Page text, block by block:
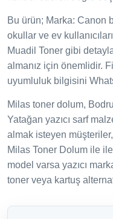
Bu ürün; Marka: Canon
okullar ve ev
Muadil Toner gibi
almanız için önemlidir.
uyumluluk bilgisini
Milas toner dolum,
Yatağan yazıcı sarf
almak isteyen
Milas Toner Dolum ile
model varsa yazıcı
toner veya kartuş